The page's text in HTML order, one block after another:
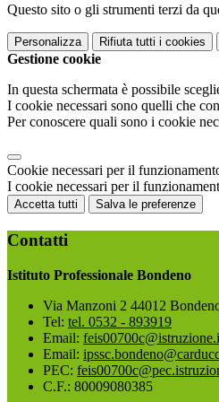
Questo sito o gli strumenti terzi da
Personalizza Rifiuta tutti i cookies
Gestione cookie
In questa schermata è possibile
I cookie necessari sono quelli che
Per conoscere quali sono i cookie
Cookie necessari per il
I cookie necessari per il
Accetta tutti Salva le preferenze
Contatti
Istituto Professionale Bondeno
Via Manzoni 2 44012
Tel: tel. 0532 - 893919
Email:
Email:
PEC:
C.F.: 80009080385